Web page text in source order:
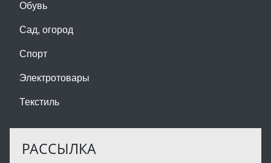
Обувь
Сад, огород
Спорт
Электротовары
Текстиль
РАССЫЛКА